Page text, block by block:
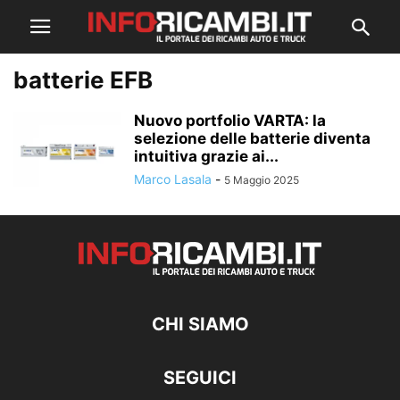
batterie EFB
Nuovo portfolio VARTA: la
selezione delle batterie diventa
intuitiva grazie ai...
Marco Lasala - 5 Maggio 2025
CHI SIAMO
SEGUICI